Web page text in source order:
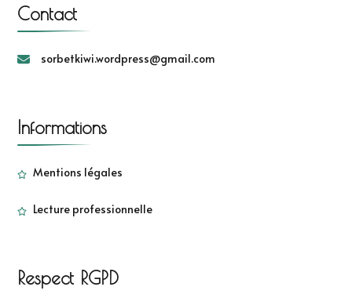
Contact
sorbetkiwi.wordpress@gmail.com
Informations
Mentions légales
Lecture professionnelle
Respect RGPD